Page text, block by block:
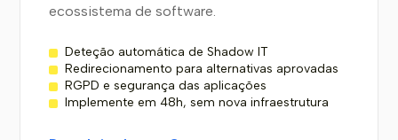
ecossistema de software.
Deteção automática de Shadow IT
Redirecionamento para alternativas aprovadas
RGPD e segurança das aplicações
Implemente em 48h, sem nova infraestrutura